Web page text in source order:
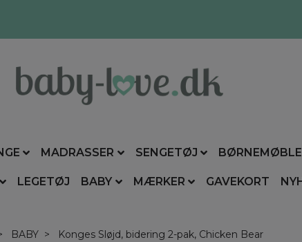
MADRASSER SENGETØJ
LEGETØJ BABY MÆRKER GAVEKORT
BABY Konges Sløjd, bidering 2-pak, Chicken Bear